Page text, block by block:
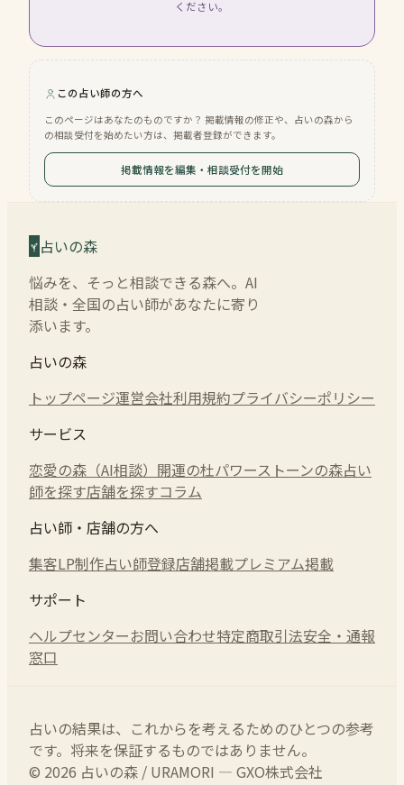
ください。
この占い師の方へ
このページはあなたのものですか？ 掲載情報の修正や、占いの森から
の相談受付を始めたい方は、掲載者登録ができます。
掲載情報を編集・相談受付を開始
占いの森
悩みを、そっと相談できる森へ。AI
相談・全国の占い師があなたに寄り
添います。
占いの森
トップページ運営会社利用規約プライバシーポリシー
サービス
恋愛の森（AI相談） 開運の杜パワーストーンの森占い
師を探す店舗を探すコラム
占い師・店舗の方へ
集客LP制作占い師登録店舗掲載プレミアム掲載
サポート
ヘルプセンターお問い合わせ特定商取引法安全・通報
窓口
占いの結果は、これからを考えるためのひとつの参考
です。将来を保証するものではありません。
© 2026 占いの森 / URAMORI — GXO株式会社